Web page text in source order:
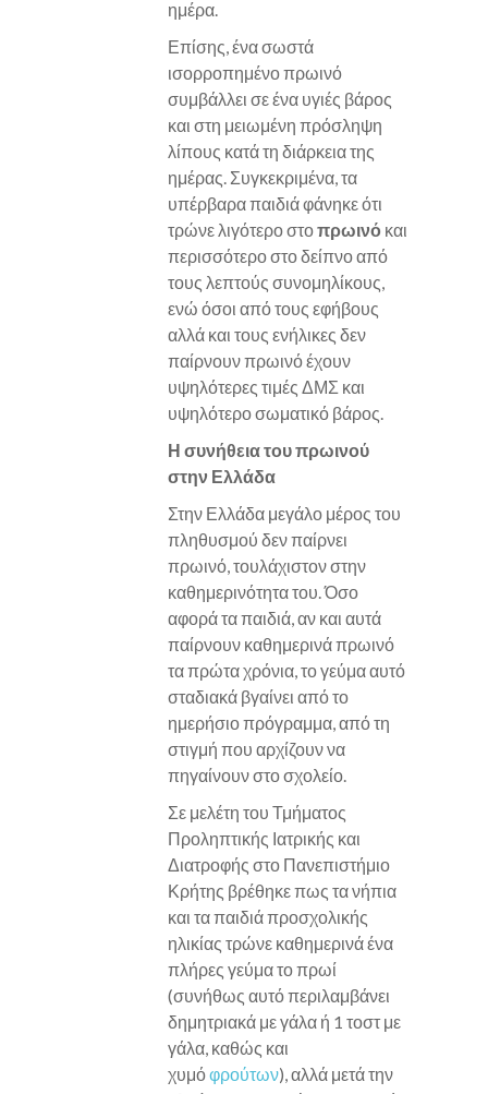
ημέρα.
Επίσης, ένα σωστά
ισορροπημένο πρωινό
συμβάλλει σε ένα υγιές βάρος
και στη μειωμένη πρόσληψη
λίπους κατά τη διάρκεια της
ημέρας. Συγκεκριμένα, τα
υπέρβαρα παιδιά φάνηκε ότι
τρώνε λιγότερο στοπρωινό και
περισσότερο στο δείπνο από
τους λεπτούς συνομηλίκους,
ενώ όσοι από τους εφήβους
αλλά και τους ενήλικες δεν
παίρνουν πρωινό έχουν
υψηλότερες τιμές ΔΜΣ και
υψηλότερο σωματικό βάρος.
Η συνήθεια του πρωινού
στην Ελλάδα
Στην Ελλάδα μεγάλο μέρος του
πληθυσμού δεν παίρνει
πρωινό, τουλάχιστον στην
καθημερινότητα του. Όσο
αφορά τα παιδιά, αν και αυτά
παίρνουν καθημερινά πρωινό
τα πρώτα χρόνια, το γεύμα αυτό
σταδιακά βγαίνει από το
ημερήσιο πρόγραμμα, από τη
στιγμή που αρχίζουν να
πηγαίνουν στο σχολείο.
Σε μελέτη του Τμήματος
Προληπτικής Ιατρικής και
Διατροφής στο Πανεπιστήμιο
Κρήτης βρέθηκε πως τα νήπια
και τα παιδιά προσχολικής
ηλικίας τρώνε καθημερινά ένα
πλήρες γεύμα το πρωί
(συνήθως αυτό περιλαμβάνει
δημητριακά με γάλα ή 1 τοστ με
γάλα, καθώς και
χυμόφρούτων), αλλά μετά την